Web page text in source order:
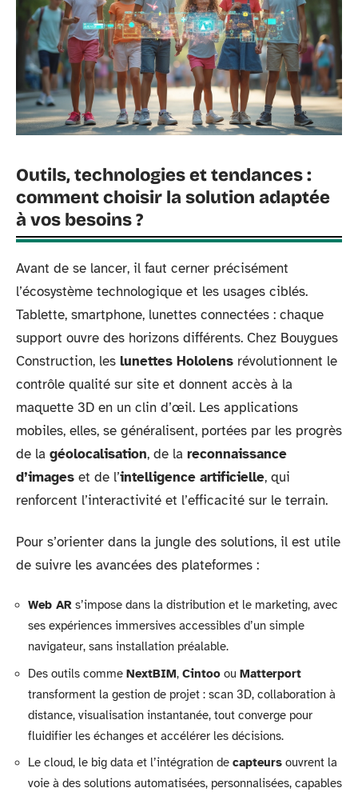
Outils, technologies et tendances :
comment choisir la solution adaptée
à vos besoins ?
Avant de se lancer, il faut cerner précisément
l’écosystème technologique et les usages ciblés.
Tablette, smartphone, lunettes connectées : chaque
support ouvre des horizons différents. Chez Bouygues
Construction, les lunettes Hololens révolutionnent le
contrôle qualité sur site et donnent accès à la
maquette 3D en un clin d’œil. Les applications
mobiles, elles, se généralisent, portées par les progrès
de la géolocalisation, de la reconnaissance
d’images et de l’intelligence artificielle, qui
renforcent l’interactivité et l’efficacité sur le terrain.
Pour s’orienter dans la jungle des solutions, il est utile
de suivre les avancées des plateformes :
Web AR s’impose dans la distribution et le marketing, avec
ses expériences immersives accessibles d’un simple
navigateur, sans installation préalable.
Des outils comme NextBIM, Cintoo ou Matterport
transforment la gestion de projet : scan 3D, collaboration à
distance, visualisation instantanée, tout converge pour
fluidifier les échanges et accélérer les décisions.
Le cloud, le big data et l’intégration de capteurs ouvrent la
voie à des solutions automatisées, personnalisées, capables